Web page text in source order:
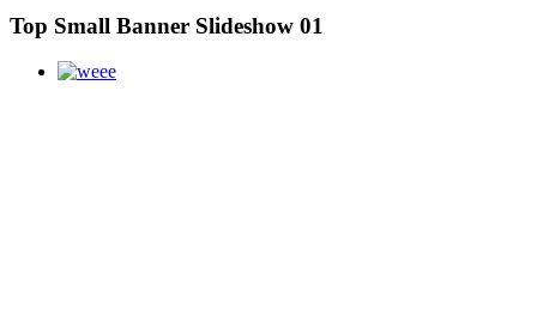
Top Small Banner Slideshow 01